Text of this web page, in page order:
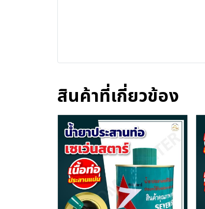
สินค้าที่เกี่ยวข้อง